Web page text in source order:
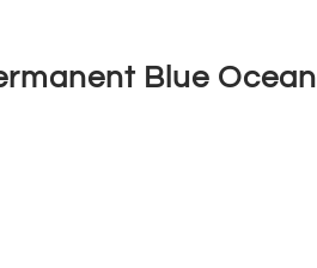
Blue Ocean